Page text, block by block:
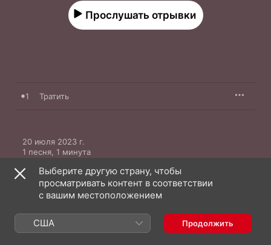
Прослушать отрывки
1 Тратить
20 июля 2023 г.
1 песня, 1 минута
Dan Korshunov: еще
Выберите другую страну, чтобы
просматривать контент в соответствии
с вашим местоположением
США Продолжить